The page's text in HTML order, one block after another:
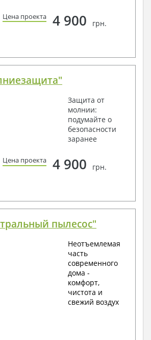
Цена проекта 4 900 грн.
Защита от
молнии:
подумайте о
безопасности
заранее
Цена проекта 4 900 грн.
пылесос"
Неотъемлемая
часть
современного
дома -
комфорт,
чистота и
свежий воздух